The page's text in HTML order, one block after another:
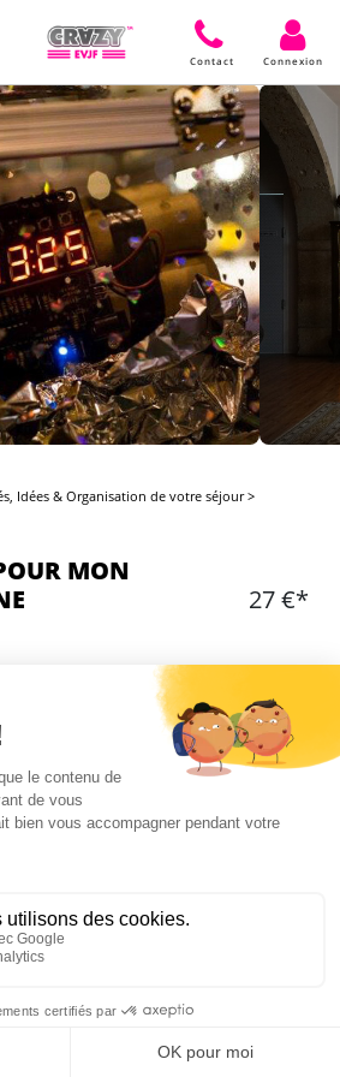
Contact Connexion
Idées & Organisation de votre séjour>
MON
27 €*
Escape Room réservés pour votre